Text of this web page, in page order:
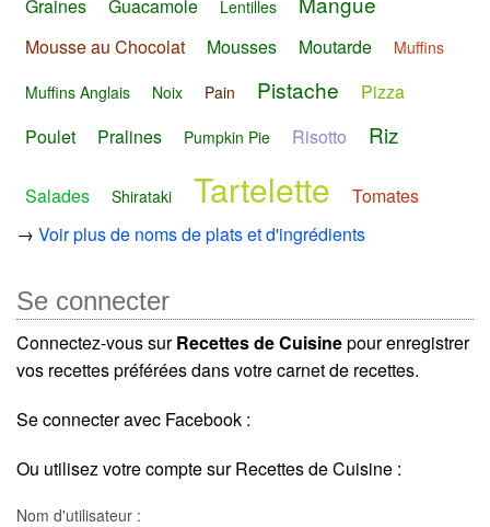
Graines
Guacamole Lentilles
Mousse au Chocolat Mousses Moutarde Muffins
Muffins Anglais Noix Pain Pistache
Pizza
Poulet
Pralines Pumpkin Pie Risotto Riz
Salades Shirataki Tartelette
Tomates
→ Voir plus de noms de plats et d'ingrédients
Se connecter
Connectez-vous surRecettes de Cuisinepour enregistrer
vos recettes préférées dans votre carnet de recettes.
Se connecter avec Facebook :
Ou utilisez votre compte sur Recettes de Cuisine :
Nom d'utilisateur :